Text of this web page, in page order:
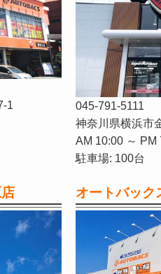
1
045-791-5111
神奈川県横浜市
AM 10:00 ～ PM
駐車場: 100台
オートバック